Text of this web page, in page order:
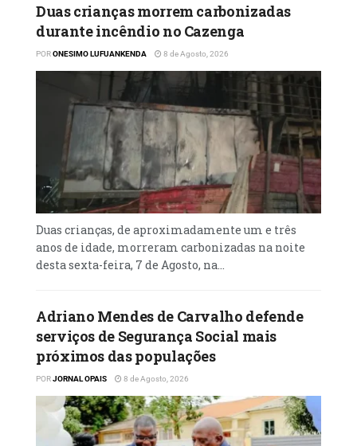
Duas crianças morrem carbonizadas
durante incêndio no Cazenga
PORONESIMO LUFUANKENDA 8 de Agosto, 2026
Duas crianças, de aproximadamente um e três
anos de idade, morreram carbonizadas na noite
desta sexta-feira, 7 de Agosto, na...
Adriano Mendes de Carvalho defende
serviços de Segurança Social mais
próximos das populações
PORJORNAL OPAIS 8 de Agosto, 2026